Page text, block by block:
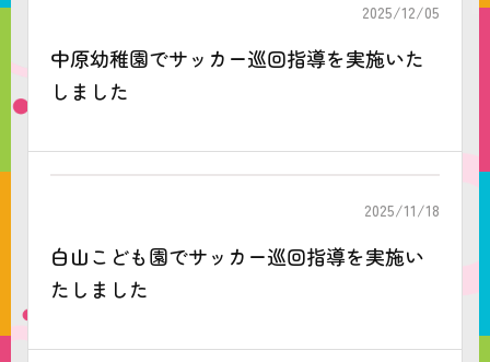
2025/12/05
中原幼稚園でサッカー巡回指導を実施いた
しました
2025/11/18
白山こども園でサッカー巡回指導を実施い
たしました